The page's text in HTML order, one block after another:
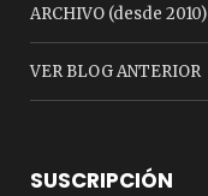
ARCHIVO (desde 2010)
VER BLOG ANTERIOR
SUSCRIPCIÓN